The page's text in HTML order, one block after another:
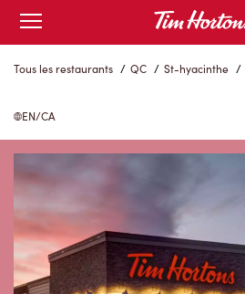
Skip
Content
Open
mobile
menu
Tous les restaurants / QC / St-hyacinthe /
EN/CA